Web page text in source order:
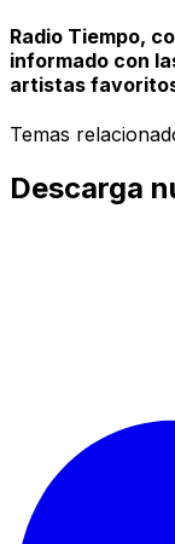
Radio Tiempo,
informado con
artistas
Temas
Descarga